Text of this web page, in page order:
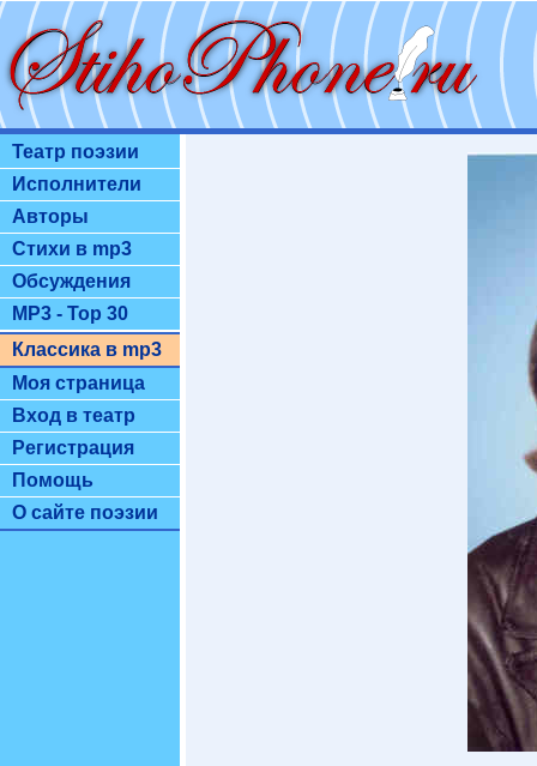
Театр поэзии
Исполнители
Авторы
Стихи в mp3
Обсуждения
MP3 - Top 30
Классика в mp3
Моя страница
Вход в театр
Регистрация
Помощь
О сайте поэзии